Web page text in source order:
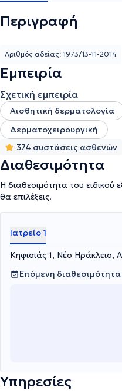
Περιγραφή
Αριθμός αδείας: 1973/13-11-2014
Εμπειρία
Σχετική εμπειρία
Αισθητική δερματολογία
Δερματοχειρουργική
374 συστάσεις ασθενών
Διαθεσιμότητα
Η διαθεσιμότητα του
θα επιλέξεις.
Ιατρείο 1
Κηφισιάς 1, Νέο Ηράκλειο,
Επόμενη διαθεσιμότητα
Υπηρεσίες